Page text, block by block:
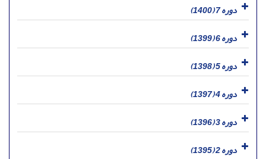
دوره 7 (1400)
دوره 6 (1399)
دوره 5 (1398)
دوره 4 (1397)
دوره 3 (1396)
دوره 2 (1395)